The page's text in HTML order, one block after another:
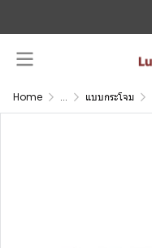
Home ... แบบกระโจม